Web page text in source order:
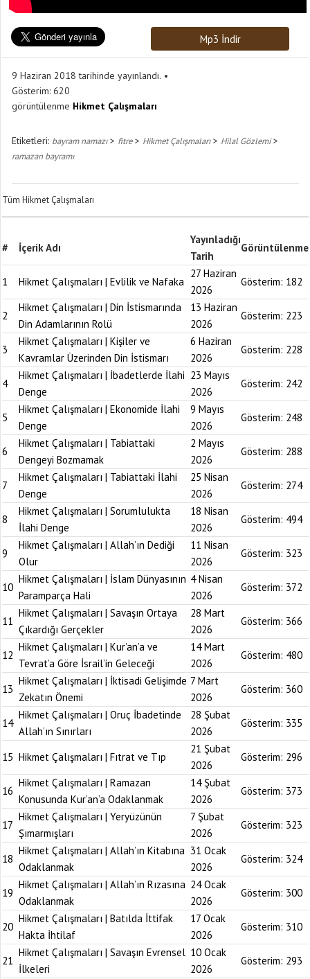
Mp3 İndir
9 Haziran 2018 tarihinde yayınlandı.
Gösterim: 620
görüntülenme Hikmet Çalışmaları
Etiketleri: bayram namazı> fitre> Hikmet Çalışmaları> Hilal Gözlemi>
ramazan bayramı
Tüm Hikmet Çalışmaları
# İçerik Adı
Yayınladığı
Tarih
Görüntülenme
1 Hikmet Çalışmaları | Evlilik ve Nafaka
27 Haziran
2026
Gösterim: 182
2
Hikmet Çalışmaları | Din İstismarında
Din Adamlarının Rolü
13 Haziran
2026
Gösterim: 223
3
Hikmet Çalışmaları | Kişiler ve
Kavramlar Üzerinden Din İstismarı
6 Haziran
2026
Gösterim: 228
4
Hikmet Çalışmaları | İbadetlerde İlahi
Denge
23 Mayıs
2026
Gösterim: 242
5
Hikmet Çalışmaları | Ekonomide İlahi
Denge
9 Mayıs
2026
Gösterim: 248
6
Hikmet Çalışmaları | Tabiattaki
Dengeyi Bozmamak
2 Mayıs
2026
Gösterim: 288
7
Hikmet Çalışmaları | Tabiattaki İlahi
Denge
25 Nisan
2026
Gösterim: 274
8
Hikmet Çalışmaları | Sorumlulukta
İlahi Denge
18 Nisan
2026
Gösterim: 494
9
Hikmet Çalışmaları | Allah’ın Dediği
Olur
11 Nisan
2026
Gösterim: 323
10
Hikmet Çalışmaları | İslam Dünyasının
Paramparça Hali
4 Nisan
2026
Gösterim: 372
11
Hikmet Çalışmaları | Savaşın Ortaya
Çıkardığı Gerçekler
28 Mart
2026
Gösterim: 366
12
Hikmet Çalışmaları | Kur’an’a ve
Tevrat’a Göre İsrail’in Geleceği
14 Mart
2026
Gösterim: 480
13
Hikmet Çalışmaları | İktisadi Gelişimde
Zekatın Önemi
7 Mart
2026
Gösterim: 360
14
Hikmet Çalışmaları | Oruç İbadetinde
Allah’ın Sınırları
28 Şubat
2026
Gösterim: 335
15 Hikmet Çalışmaları | Fıtrat ve Tıp
21 Şubat
2026
Gösterim: 296
16
Hikmet Çalışmaları | Ramazan
Konusunda Kur’an’a Odaklanmak
14 Şubat
2026
Gösterim: 373
17
Hikmet Çalışmaları | Yeryüzünün
Şımarmışları
7 Şubat
2026
Gösterim: 323
18
Hikmet Çalışmaları | Allah’ın Kitabına
Odaklanmak
31 Ocak
2026
Gösterim: 324
19
Hikmet Çalışmaları | Allah’ın Rızasına
Odaklanmak
24 Ocak
2026
Gösterim: 300
20
Hikmet Çalışmaları | Batılda İttifak
Hakta İhtilaf
17 Ocak
2026
Gösterim: 310
21
Hikmet Çalışmaları | Savaşın Evrensel
İlkeleri
10 Ocak
2026
Gösterim: 293